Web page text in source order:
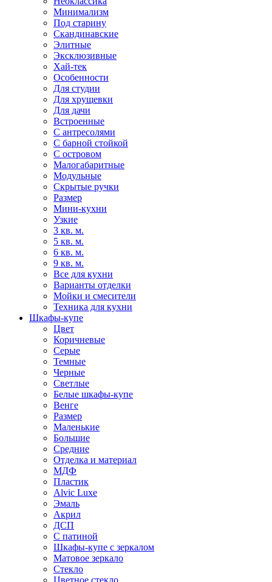
Минимализм
Под старину
Скандинавские
Элитные
Эксклюзивные
Хай-тек
Особенности
Для студии
Для хрущевки
Для дачи
Встроенные
С антресолями
С барной стойкой
С островом
Малогабаритные
Модульные
Скрытые ручки
Размер
Мини-кухни
Узкие
3 кв. м.
5 кв. м.
6 кв. м.
9 кв. м.
Все для кухни
Варианты отделки
Мойки и смесители
Техника для кухни
Шкафы-купе
Цвет
Коричневые
Серые
Темные
Черные
Светлые
Белые шкафы-купе
Венге
Размер
Маленькие
Большие
Средние
Отделка и материал
МДФ
Пластик
Alvic Luxe
Эмаль
Акрил
ДСП
С патиной
Шкафы-купе с зеркалом
Матовое зеркало
Стекло
Цветное стекло